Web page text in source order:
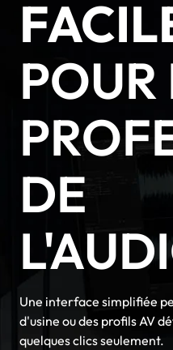
POUR
DE
Une interface simplifiée
d'usine ou des profils AV
quelques clics seulement.